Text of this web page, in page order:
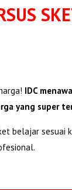
IDC
yang super
belajar sesuai